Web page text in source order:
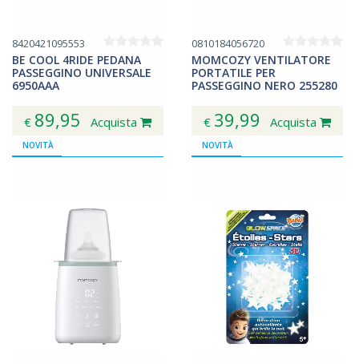
8420421095553
BE COOL 4RIDE PEDANA
PASSEGGINO UNIVERSALE
6950AAA
€ 89,95 Acquista
0810184056720
MOMCOZY VENTILATORE
PORTATILE PER
PASSEGGINO NERO 255280
€ 39,99 Acquista
NOVITÀ NOVITÀ